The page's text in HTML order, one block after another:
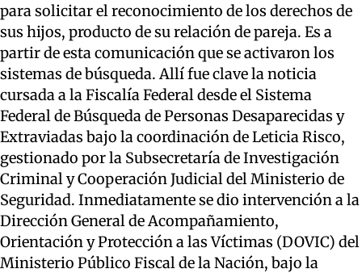
para solicitar el reconocimiento de los derechos de
sus hijos, producto de su relación de pareja. Es a
partir de esta comunicación que se activaron los
sistemas de búsqueda. Allí fue clave la noticia
cursada a la Fiscalía Federal desde el Sistema
Federal de Búsqueda de Personas Desaparecidas y
Extraviadas bajo la coordinación de Leticia Risco,
gestionado por la Subsecretaría de Investigación
Criminal y Cooperación Judicial del Ministerio de
Seguridad. Inmediatamente se dio intervención a la
Dirección General de Acompañamiento,
Orientación y Protección a las Víctimas (DOVIC) del
Ministerio Público Fiscal de la Nación, bajo la